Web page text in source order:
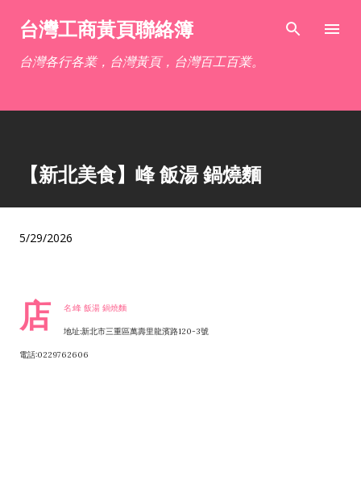
跳到主要內容
台灣工商黃頁聯絡簿
台灣各行各業，台灣黃頁，台灣百工百業。
【新北美食】峰 飯湯 鍋燒麵
5/29/2026
店 名:峰 飯湯 鍋燒麵
地址:新北市三重區萬壽里龍濱路120-3號
電話:0229762606